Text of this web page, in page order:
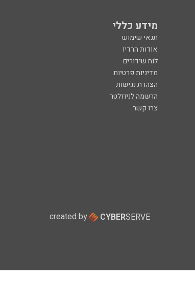
מידע כללי
תנאי שימוש
אודות הרדיו
לוח שידורים
מדיניות פרטיות
הצהרת נגישות
הרשמה לניוזלטר
צרו קשר
created by CYBERSERVE